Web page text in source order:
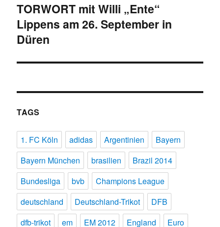
Nächster
Beitrag:
TORWORT mit Willi „Ente“
Lippens am 26. September in
Düren
TAGS
1. FC Köln adidas Argentinien
Bayern
Bayern München
brasilien
Brazil 2014
Bundesliga
bvb
Champions League
deutschland
Deutschland-Trikot
DFB
dfb-trikot
em EM 2012 England Euro